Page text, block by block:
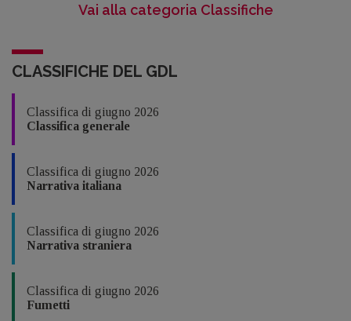
Vai alla categoria Classifiche
CLASSIFICHE DEL GDL
Classifica di giugno 2026
Classifica generale
Classifica di giugno 2026
Narrativa italiana
Classifica di giugno 2026
Narrativa straniera
Classifica di giugno 2026
Fumetti